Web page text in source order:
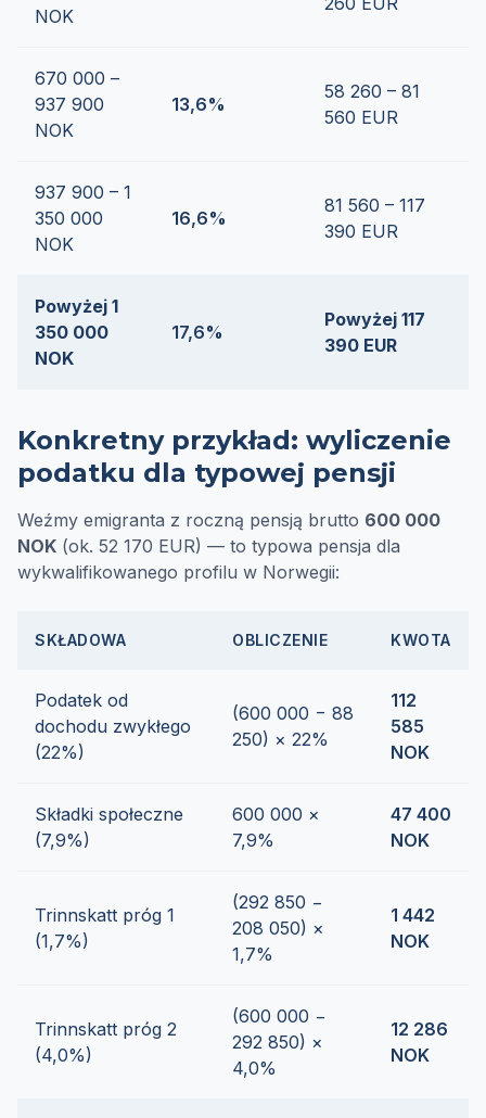
NOK
670 000 –
937 900
NOK
13,6%
58 260 – 81
560 EUR
937 900 – 1
350 000
NOK
16,6%
81 560 – 117
390 EUR
Powyżej 1
350 000
NOK
17,6%
Powyżej 117
390 EUR
Konkretny przykład: wyliczenie
podatku dla typowej pensji
Weźmy emigranta z roczną pensją brutto 600 000
NOK (ok. 52 170 EUR) — to typowa pensja dla
wykwalifikowanego profilu w Norwegii:
SKŁADOWA OBLICZENIE KWOTA
Podatek od
dochodu zwykłego
(22%)
(600 000 − 88
250) × 22%
112
585
NOK
Składki społeczne
(7,9%)
600 000 ×
7,9%
47 400
NOK
Trinnskatt próg 1
(1,7%)
(292 850 −
208 050) ×
1,7%
1 442
NOK
Trinnskatt próg 2
(4,0%)
(600 000 −
292 850) ×
4,0%
12 286
NOK